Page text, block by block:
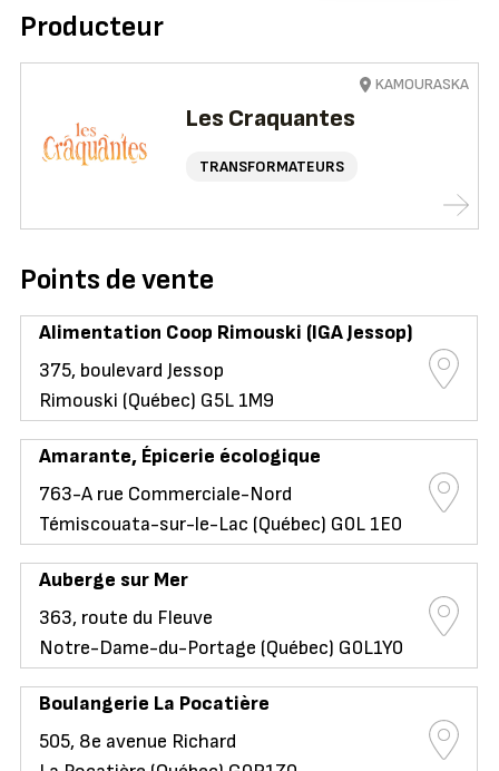
Producteur
Les Craquantes
TRANSFORMATEURS
KAMOURASKA
Points de vente
Alimentation Coop Rimouski (IGA Jessop)
375, boulevard Jessop
Rimouski (Québec) G5L 1M9
Amarante, Épicerie écologique
763-A rue Commerciale-Nord
Témiscouata-sur-le-Lac (Québec) G0L 1E0
Auberge sur Mer
363, route du Fleuve
Notre-Dame-du-Portage (Québec) G0L1Y0
Boulangerie La Pocatière
505, 8e avenue Richard